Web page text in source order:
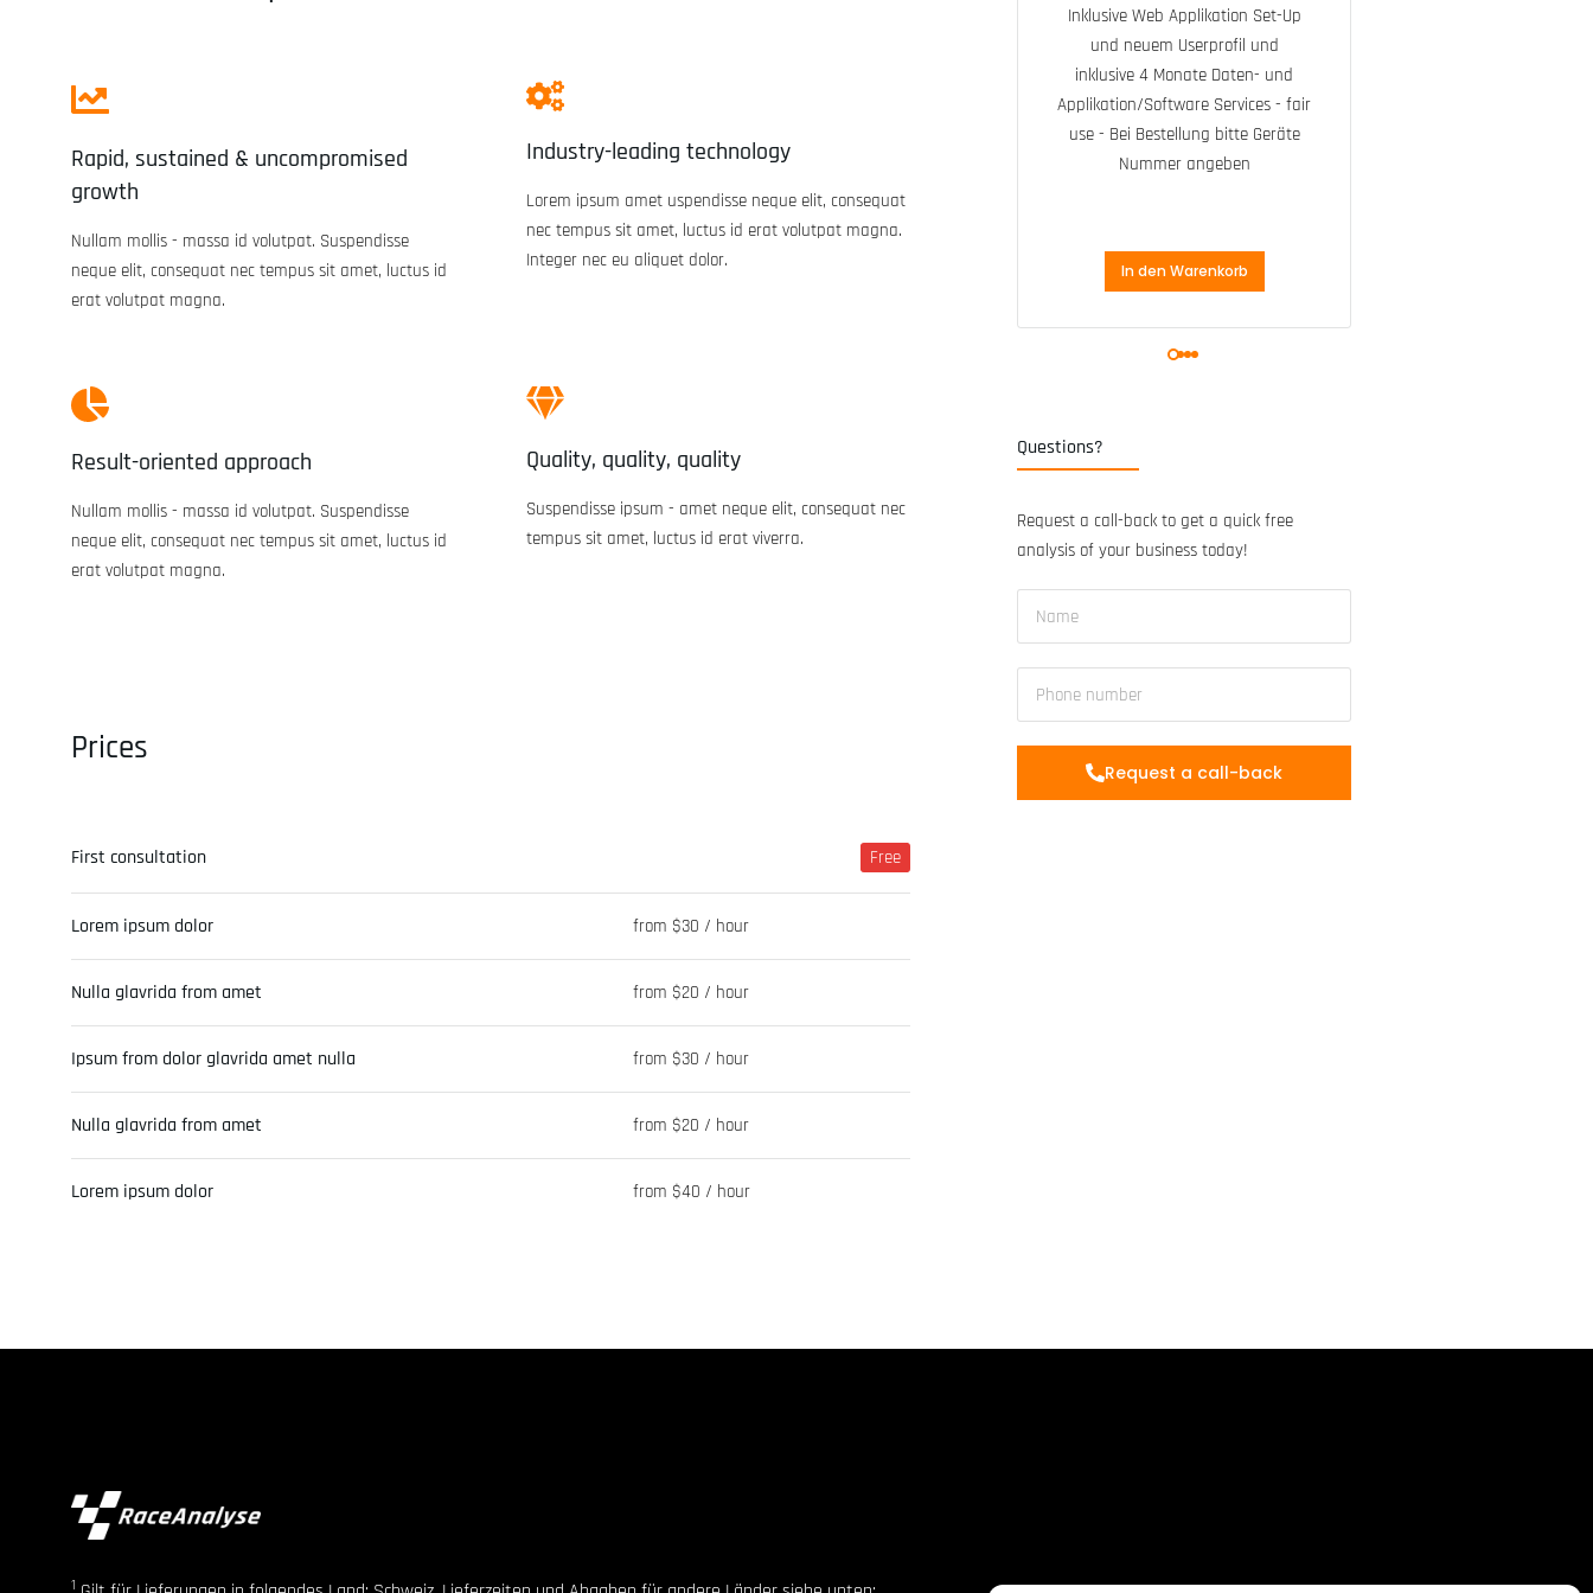
Rapid, sustained & uncompromised
growth
Nullam mollis - massa id volutpat. Suspendisse
neque elit, consequat nec tempus sit amet, luctus id
erat volutpat magna.
Industry-leading technology
Lorem ipsum amet uspendisse neque elit, consequat
nec tempus sit amet, luctus id erat volutpat magna.
Integer nec eu aliquet dolor.
Result-oriented approach
Nullam mollis - massa id volutpat. Suspendisse
neque elit, consequat nec tempus sit amet, luctus id
erat volutpat magna.
Quality, quality, quality
Suspendisse ipsum - amet neque elit, consequat nec
tempus sit amet, luctus id erat viverra.
Prices
First consultation Free
Lorem ipsum dolor from $30 / hour
Nulla glavrida from amet from $20 / hour
Ipsum from dolor glavrida amet nulla from $30 / hour
Nulla glavrida from amet from $20 / hour
Lorem ipsum dolor from $40 / hour
In den Warenkorb
Inklusive Web Applikation Set-Up
und neuem Userprofil und
inklusive 4 Monate Daten- und
Applikation/Software Services - fair
use - Bei Bestellung bitte Geräte
Nummer angeben
In den Warenkorb
Questions?
Request a call-back to get a quick free
analysis of your business today!
Request a call-back
1